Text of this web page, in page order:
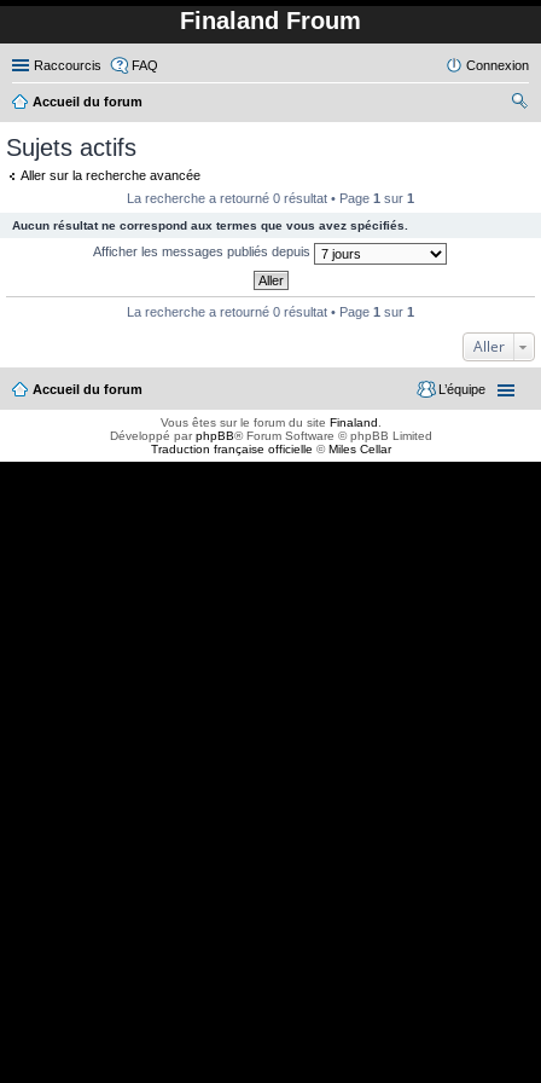
Finaland Froum
Raccourcis FAQ Connexion
Accueil du forum
Sujets actifs
Aller sur la recherche avancée
La recherche a retourné 0 résultat • Page 1 sur 1
Aucun résultat ne correspond aux termes que vous avez spécifiés.
Afficher les messages publiés depuis
La recherche a retourné 0 résultat • Page 1 sur 1
Aller
Accueil du forum L’équipe
Vous êtes sur le forum du site Finaland
Développé parphpBB® Forum Software © phpBB Limited
Traduction française officielle ©Miles Cellar